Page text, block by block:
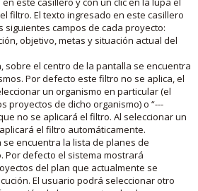
filtro. El texto ingresado en este casillero
siguientes campos de cada proyecto:
objetivo, metas y situación actual del
sobre el centro de la pantalla se encuentra
Por defecto este filtro no se aplica, el
un organismo en particular (el
proyectos de dicho organismo) o “---
no se aplicará el filtro. Al seleccionar un
el filtro automáticamente.
se encuentra la lista de planes de
Por defecto el sistema mostrará
del plan que actualmente se
El usuario podrá seleccionar otro